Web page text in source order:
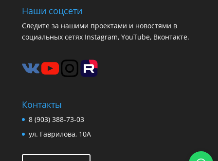
Наши соцсети
Следите за нашими проектами и новостями в
социальных сетях Instagram, YouTube, Вконтакте.
Контакты
8 (903) 388-73-03
ул. Гаврилова, 10А